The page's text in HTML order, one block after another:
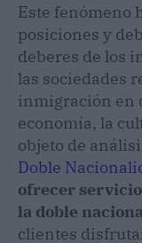
Este fenómeno
posiciones y
deberes de los
las sociedades
inmigración en
economía, la
objeto de
Doble
ofrecer
la doble
clientes